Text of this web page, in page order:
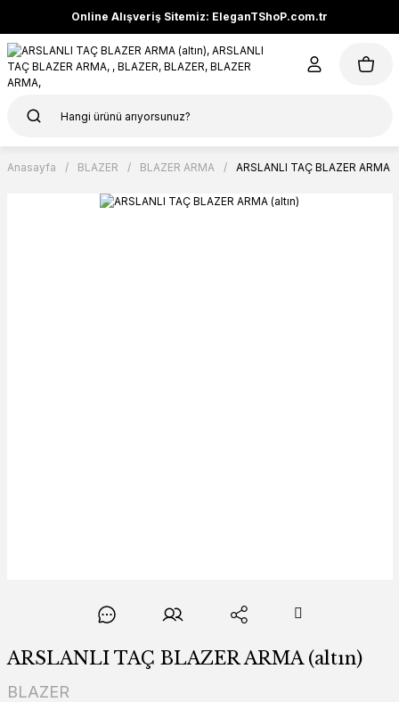
Online Alışveriş Sitemiz: EleganTShoP.com.tr
Anasayfa BLAZER BLAZER ARMA ARSLANLI TAÇ BLAZER ARMA
ARSLANLI TAÇ BLAZER ARMA (altın)
BLAZER